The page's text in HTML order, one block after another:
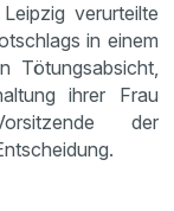
verurteilte
in einem
Tötungsabsicht,
ihrer Frau
der